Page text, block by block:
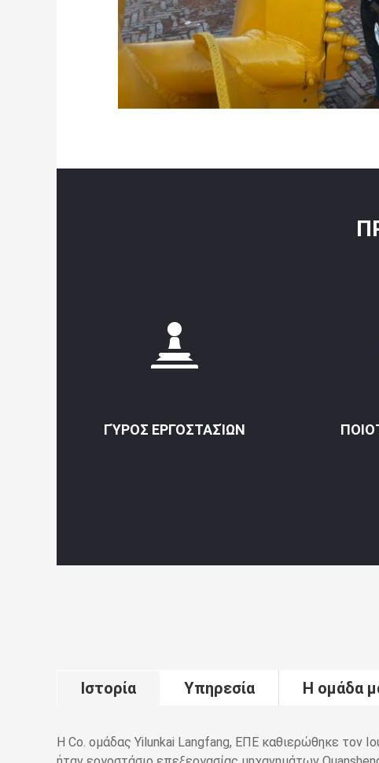
ΓΎΡΟΣ ΕΡΓΟΣΤΑΣΊΩΝ
Ιστορία Υπηρεσία Η ομάδα
Η Co. ομάδας Yilunkai Langfang, ΕΠΕ καθιερώθηκε τον